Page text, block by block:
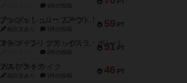
PT
1件の投稿
59 PT
アンブッシュ！：ムーブアウト！
紹介文あり 1件の投稿
51 PT
キャプテン・フリップ：イスラ・ボンバ
2件の投稿
46 PT
ガルフストライク
紹介文あり 1件の投稿